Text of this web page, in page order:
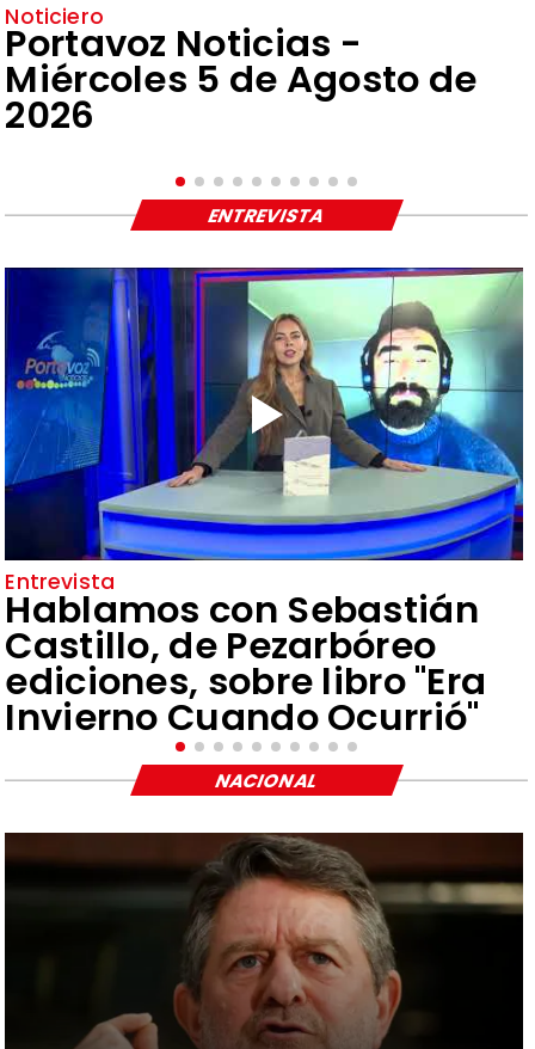
Noticiero
Portavoz Noticias -
Miércoles 5 de Agosto de
2026
Entrevista
Hablamos con Sebastián
Castillo, de Pezarbóreo
ediciones, sobre libro "Era
Invierno Cuando Ocurrió"
ENTREVISTA
NACIONAL